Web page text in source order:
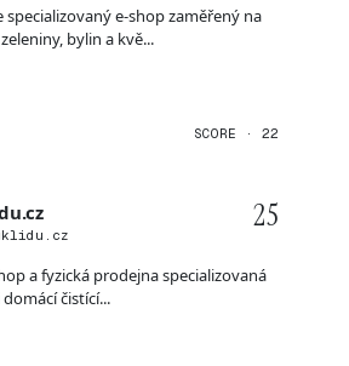
specializovaný e-shop zaměřený na
bylin a kvě...
SCORE · 22
25
a fyzická prodejna specializovaná
čistící...